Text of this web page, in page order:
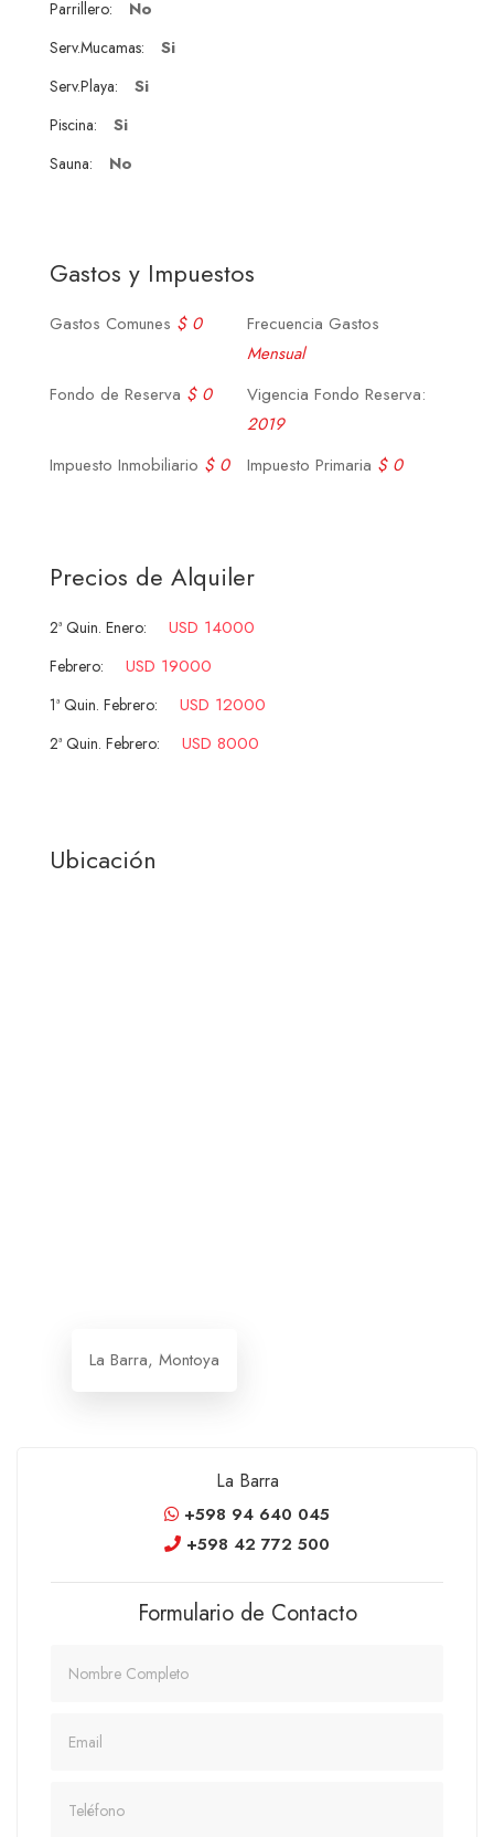
Parrillero: No
Serv.Mucamas: Si
Serv.Playa: Si
Piscina: Si
Sauna: No
Gastos y Impuestos
Gastos Comunes $ 0
Frecuencia Gastos
Mensual
Fondo de Reserva $ 0
Vigencia Fondo Reserva:
2019
Impuesto Inmobiliario $ 0 Impuesto Primaria $ 0
Precios de Alquiler
2ª Quin. Enero: USD 14000
Febrero: USD 19000
1ª Quin. Febrero: USD 12000
2ª Quin. Febrero: USD 8000
Ubicación
La Barra, Montoya
La Barra
+598 94 640 045
+598 42 772 500
Formulario de Contacto